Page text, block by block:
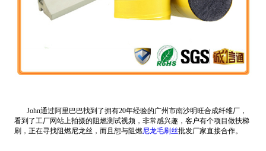
John通过阿里巴巴找到了拥有20年经验的广州市南沙明旺合成纤维厂，
看到了工厂网站上拍摄的阻燃测试视频，非常感兴趣，客户有个项目做扶梯
刷，正在寻找阻燃尼龙丝，而且想与阻燃尼龙毛刷丝批发厂家直接合作。